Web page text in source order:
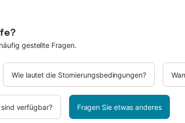
gestellte Fragen.
Wie lautet die Stornierungsbedingungen?
verfügbar? Fragen Sie etwas anderes